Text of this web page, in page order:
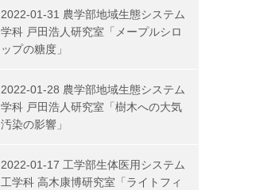
2022-01-31 農学部地域生態システム
学科 戸田浩人研究室「メープルシロ
ップの糖度」
2022-01-28 農学部地域生態システム
学科 戸田浩人研究室「樹木への大気
汚染の影響」
2022-01-17 工学部生体医用システム
工学科 高木康博研究室「ライトフィ